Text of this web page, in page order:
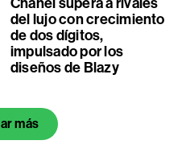
del lujo con crecimiento
de dos dígitos,
impulsado por los
diseños de Blazy
más